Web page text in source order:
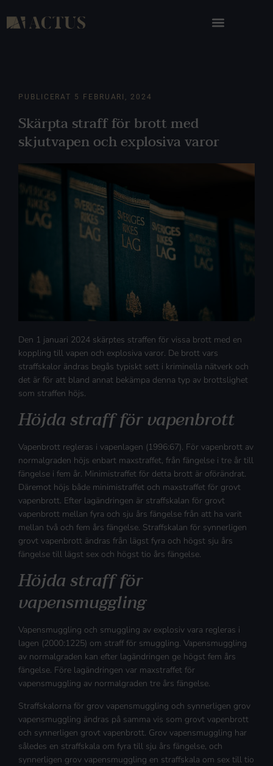
PUBLICERAT 5 FEBRUARI, 2024
Skärpta straff för brott med
skjutvapen och explosiva varor
Den 1 januari 2024 skärptes straffen för vissa brott med en
koppling till vapen och explosiva varor. De brott vars
straffskalor ändras begås typiskt sett i kriminella nätverk och
det är för att bland annat bekämpa denna typ av brottslighet
som straffen höjs.
Höjda straff för vapenbrott
Vapenbrott regleras i vapenlagen (1996:67). För vapenbrott av
normalgraden höjs enbart maxstraffet, från fängelse i tre år till
fängelse i fem år. Minimistraffet för detta brott är oförändrat.
Däremot höjs både minimistraffet och maxstraffet för grovt
vapenbrott. Efter lagändringen är straffskalan för grovt
vapenbrott mellan fyra och sju års fängelse från att ha varit
mellan två och fem års fängelse. Straffskalan för synnerligen
grovt vapenbrott ändras från lägst fyra och högst sju års
fängelse till lägst sex och högst tio års fängelse.
Höjda straff för
vapensmuggling
Vapensmuggling och smuggling av explosiv vara regleras i
lagen (2000:1225) om straff för smuggling. Vapensmuggling
av normalgraden kan efter lagändringen ge högst fem års
fängelse. Före lagändringen var maxstraffet för
vapensmuggling av normalgraden tre års fängelse.
Straffskalorna för grov vapensmuggling och synnerligen grov
vapensmuggling ändras på samma vis som grovt vapenbrott
och synnerligen grovt vapenbrott. Grov vapensmuggling har
således en straffskala om fyra till sju års fängelse, och
synnerligen grov vapensmuggling en straffskala om sex till tio